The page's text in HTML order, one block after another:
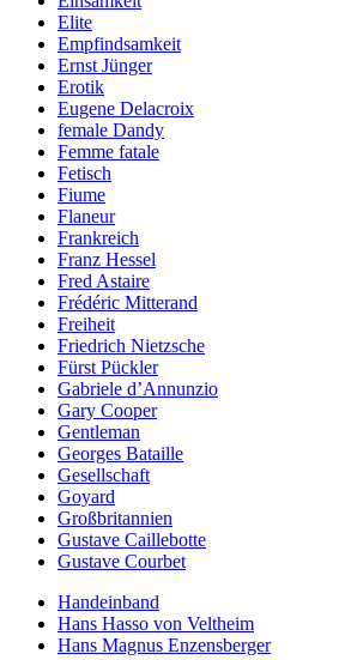
Elite
Empfindsamkeit
Ernst Jünger
Erotik
Eugene Delacroix
female Dandy
Femme fatale
Fetisch
Fiume
Flaneur
Frankreich
Franz Hessel
Fred Astaire
Frédéric Mitterand
Freiheit
Friedrich Nietzsche
Fürst Pückler
Gabriele d’Annunzio
Gary Cooper
Gentleman
Georges Bataille
Gesellschaft
Goyard
Großbritannien
Gustave Caillebotte
Gustave Courbet
Handeinband
Hans Hasso von Veltheim
Hans Magnus Enzensberger